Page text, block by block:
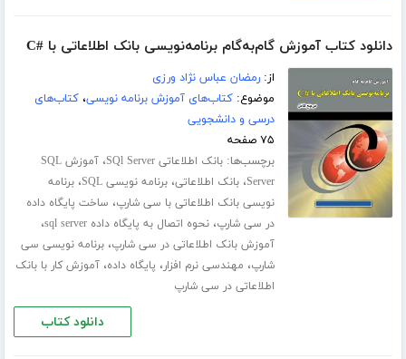
دانلود کتاب آموزش گام‌به‌گام برنامه‌نویسی بانک اطلاعاتی با #C
از:رمضان عباس نژاد ورزی
موضوع:کتاب‌های آموزش برنامه نویسی،کتاب‌های
درسی و دانشجویی
۷۵ صفحه
برچسب‌ها:بانک اطلاعاتی SQl Server ،
آموزش SQL
Server،بانک اطلاعاتی،برنامه نویسی SQL ،برنامه
نویسی بانک اطلاعاتی با سی شارپ، ساخت پایگاه داده
در سی شارپ،نحوه اتصال به پایگاه داده sql server ،
آموزش بانک اطلاعاتی در سی شارپ،برنامه نویسی سی
شارپ، مهندسی نرم افزار، پایگاه داده،آموزش کار با بانک
اطلاعاتی در سی شارپ
دانلود کتاب